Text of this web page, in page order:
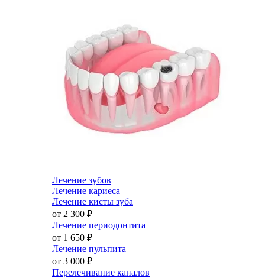
Лечение зубов
Лечение кариеса
Лечение кисты зуба
от 2 300 ₽
Лечение периодонтита
от 1 650 ₽
Лечение пульпита
от 3 000 ₽
Перелечивание каналов